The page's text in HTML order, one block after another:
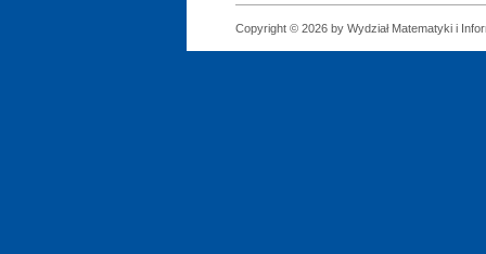
Copyright © 2026 by Wydział Matematyki i